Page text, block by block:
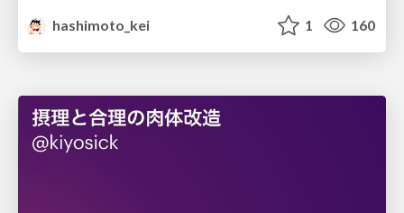
hashimoto_kei
1 160